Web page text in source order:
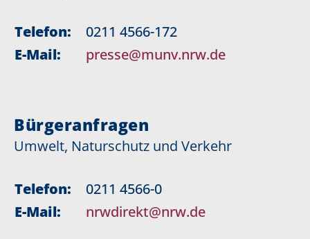
Telefon:
0211 4566-172
E-Mail:
presse@munv.nrw.de
Bürgeranfragen
Umwelt, Naturschutz und Verkehr
Telefon:
0211 4566-0
E-Mail:
nrwdirekt@nrw.de